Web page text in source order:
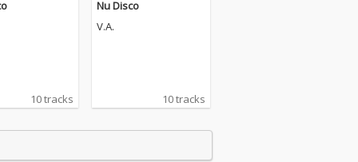
10 tracks
Nu Disco
V.A.
10 tracks